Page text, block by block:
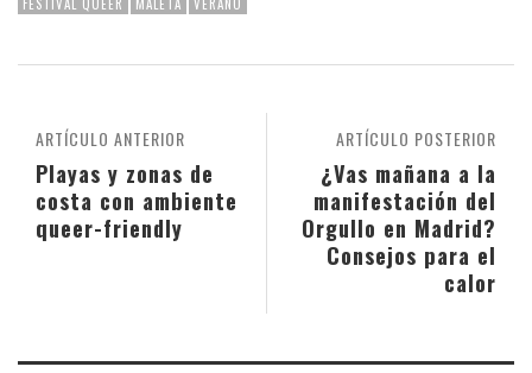
ARTÍCULO POSTERIOR
¿Vas mañana a la
manifestación del
Orgullo en Madrid?
Consejos para el
calor
ARTÍCULO ANTERIOR
Playas y zonas de
costa con ambiente
queer-friendly